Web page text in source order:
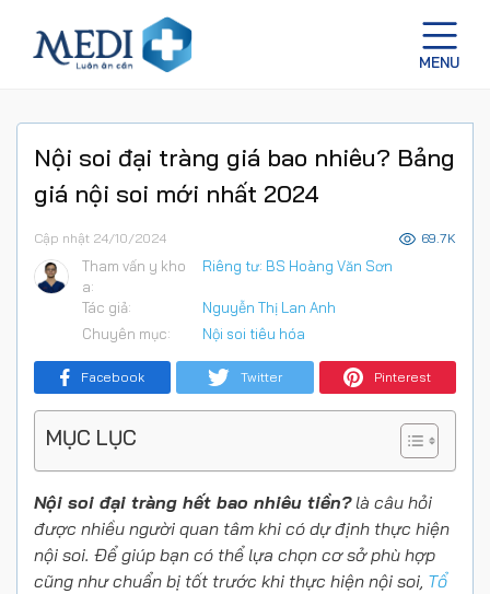
Nội soi đại tràng giá bao nhiêu? Bảng
giá nội soi mới nhất 2024
Cập nhật 24/10/2024 69.7K
Tham vấn y kho
a:
Riêng tư: BS Hoàng Văn Sơn
Tác giả:
Nguyễn Thị Lan Anh
Chuyên mục:
Nội soi tiêu hóa
Facebook Twitter Pinterest
MỤC LỤC
Nội soi đại tràng hết bao nhiêu tiền?là câu hỏi
được nhiều người quan tâm khi có dự định thực hiện
nội soi. Để giúp bạn có thể lựa chọn cơ sở phù hợp
cũng như chuẩn bị tốt trước khi thực hiện nội soi, Tổ